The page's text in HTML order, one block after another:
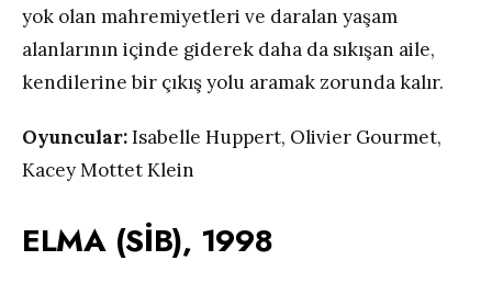
yok olan mahremiyetleri ve daralan yaşam
alanlarının içinde giderek daha da sıkışan aile,
kendilerine bir çıkış yolu aramak zorunda kalır.
Oyuncular:Isabelle Huppert, Olivier Gourmet,
Kacey Mottet Klein
ELMA (SİB), 1998